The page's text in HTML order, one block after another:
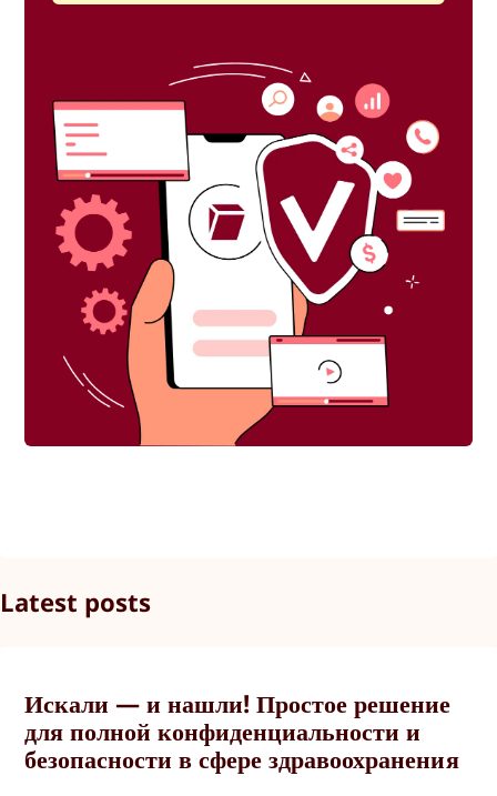
Latest posts
Искали — и нашли! Простое решение
для полной конфиденциальности и
безопасности в сфере здравоохранения